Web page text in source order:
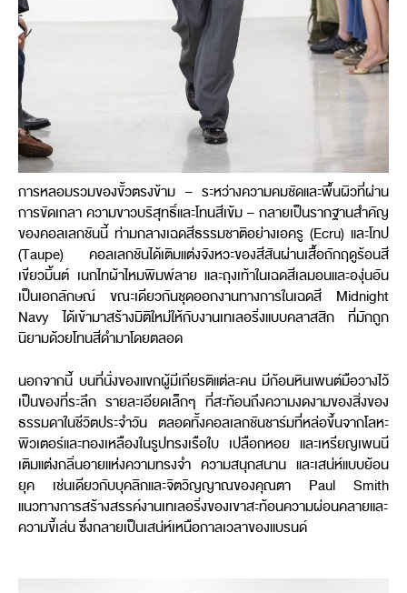
การหลอมรวมของขั้วตรงข้าม – ระหว่างความคมชัดและพื้นผิวที่ผ่าน
การขัดเกลา ความขาวบริสุทธิ์และโทนสีเข้ม – กลายเป็นรากฐานสำคัญ
ของคอลเลกชันนี้ ท่ามกลางเฉดสีธรรมชาติอย่างเอครู (Ecru) และโทป
(Taupe) คอลเลกชันได้เติมแต่งจังหวะของสีสันผ่านเสื้อถักฤดูร้อนสี
เขียวมิ้นต์ เนกไทผ้าไหมพิมพ์ลาย และถุงเท้าในเฉดสีเลมอนและองุ่นอัน
เป็นเอกลักษณ์ ขณะเดียวกันชุดออกงานทางการในเฉดสี Midnight
Navy ได้เข้ามาสร้างมิติใหม่ให้กับงานเทเลอริ่งแบบคลาสสิก ที่มักถูก
นิยามด้วยโทนสีดำมาโดยตลอด
นอกจากนี้ บนที่นั่งของแขกผู้มีเกียรติแต่ละคน มีก้อนหินเพนต์มือวางไว้
เป็นของที่ระลึก รายละเอียดเล็กๆ ที่สะท้อนถึงความงดงามของสิ่งของ
ธรรมดาในชีวิตประจำวัน ตลอดทั้งคอลเลกชันชาร์มที่หล่อขึ้นจากโลหะ
พิวเตอร์และทองเหลืองในรูปทรงเรือใบ เปลือกหอย และเหรียญเพนนี
เติมแต่งกลิ่นอายแห่งความทรงจำ ความสนุกสนาน และเสน่ห์แบบย้อน
ยุค เช่นเดียวกับบุคลิกและจิตวิญญาณของคุณตา Paul Smith
แนวทางการสร้างสรรค์งานเทเลอริ่งของเขาสะท้อนความผ่อนคลายและ
ความขี้เล่น ซึ่งกลายเป็นเสน่ห์เหนือกาลเวลาของแบรนด์